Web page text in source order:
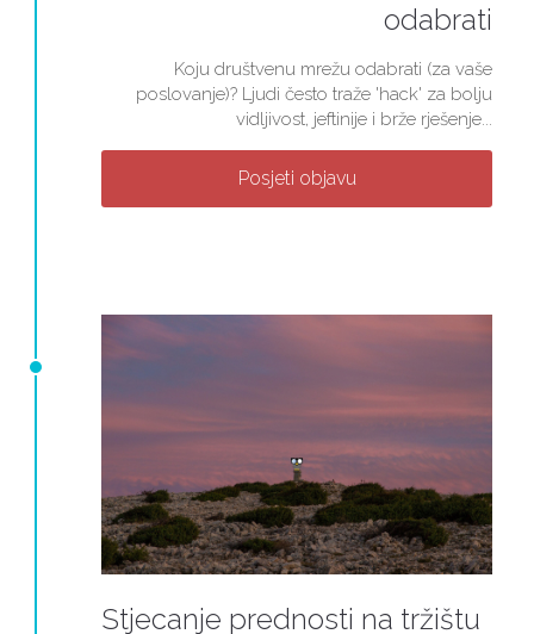
odabrati
Koju društvenu mrežu odabrati (za vaše
poslovanje)? Ljudi često traže 'hack' za bolju
vidljivost, jeftinije i brže rješenje...
Posjeti objavu
Stjecanje prednosti na tržištu